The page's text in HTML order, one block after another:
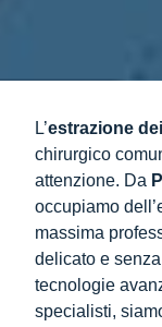
L’estrazione
chirurgico
attenzione. Da
occupiamo
massima
delicato e
tecnologie
specialisti,